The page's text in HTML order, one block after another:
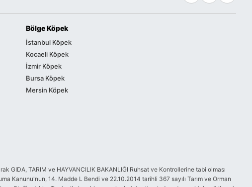
Bölge Köpek
İstanbul Köpek
Kocaeli Köpek
İzmir Köpek
Bursa Köpek
Mersin Köpek
GIDA, TARIM ve HAYVANCILIK BAKANLIĞI Ruhsat ve Kontrollerine tabi olması
Kanunu'nun, 14. Madde L Bendi ve 22.10.2014 tarihli 367 sayılı Tarım ve Orman